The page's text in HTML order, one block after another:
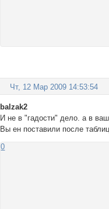
Чт, 12 Мар 2009 14:53:54
balzak2
И не в "гадости" дело. а в
Вы ен поставили после
0